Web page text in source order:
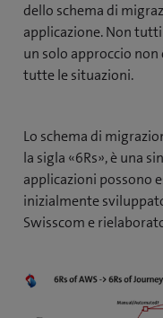
dello schema di
applicazione. Non
un solo approccio
tutte le situazioni.
Lo schema di
la sigla «6Rs», è una
applicazioni possono
inizialmente
Swisscom e